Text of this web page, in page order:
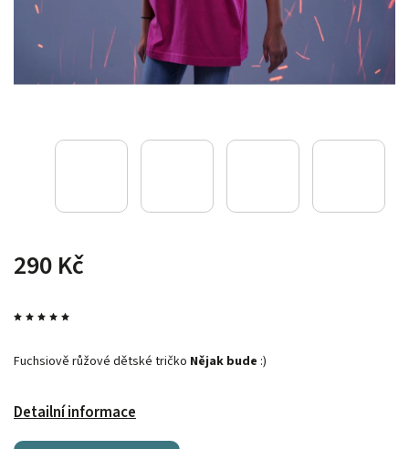
290 Kč
Fuchsiově růžové dětské tričko Nějak bude :)
Detailní informace